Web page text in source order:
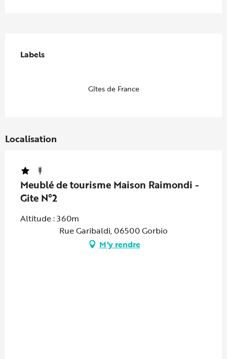
Labels
Labels
Gîtes de France
Localisation
Meublé de tourisme Maison Raimondi -
Gite N°2
Altitude : 360m
Rue Garibaldi, 06500 Gorbio
M'y rendre